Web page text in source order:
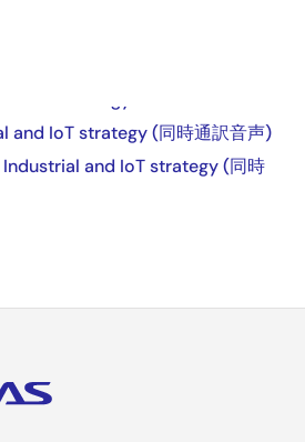
and IoT strategy (同時通訳音声)
and IoT strategy (同時